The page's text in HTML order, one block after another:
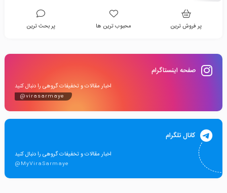
پر فروش ترین محبوب ترین ها پر بحث ترین
صفحه اینستاگرام
اخبار مقالات و تخفیفات گروهی را دنبال کنید
@virasarmaye
کانال تلگرام
اخبار مقالات و تخفیفات گروهی را دنبال کنید
@MyViraSarmaye